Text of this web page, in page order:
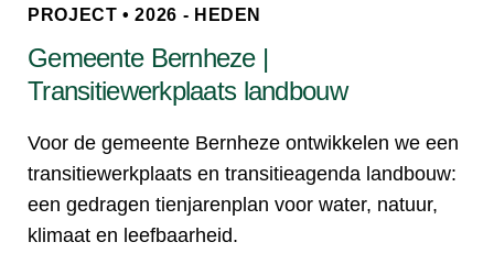
PROJECT • 2026 - HEDEN
Gemeente Bernheze |
Transitiewerkplaats landbouw
Voor de gemeente Bernheze ontwikkelen we een
transitiewerkplaats en transitieagenda landbouw:
een gedragen tienjarenplan voor water, natuur,
klimaat en leefbaarheid.